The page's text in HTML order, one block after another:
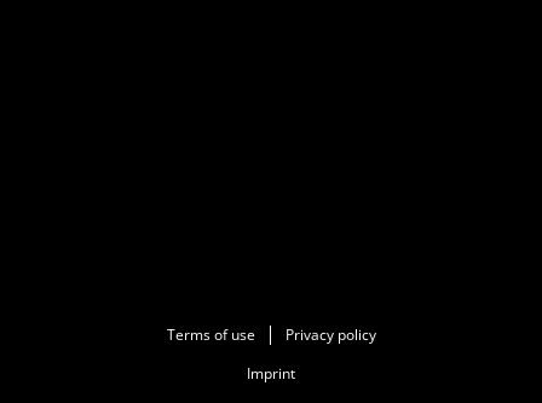
Terms of use
Privacy policy
Imprint